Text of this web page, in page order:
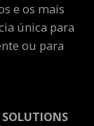
e os mais
única para
ou para
SOLUTIONS